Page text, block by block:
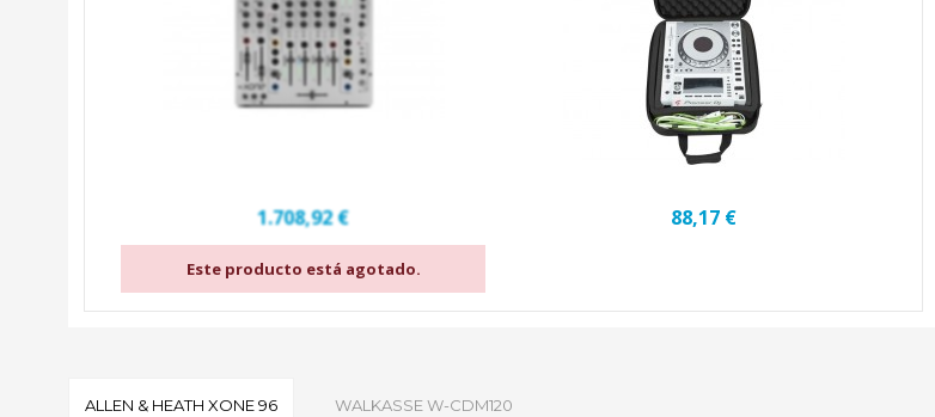
1.708,92 €
Este producto está agotado.
88,17 €
ALLEN & HEATH XONE 96 WALKASSE W-CDM120